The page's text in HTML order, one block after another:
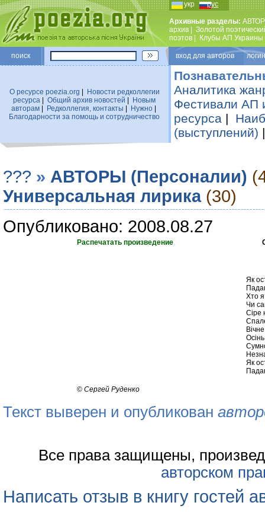
укр рус
Архивные разделы:
архив
Золотой
поэтов
Клубы АП Украины
поиск вход для авторов
О ресурсе poezia.org
Новости редколлегии
ресурса
Общий архив новостей
Новым
авторам| Редколлегия, контакты Нужно|
Благодарности за помощь и сотрудничество
Аналитика
Фестивали АП
ресурса |
(выступлений)
??? » АВТОРЫ (Персоналии)
Универсальная лирика (30)
Опубликовано: 2008.08.27
Распечатать произведение
Як
Хто
Чи
Сіре
Як
© Сергей Руденко
Текст выверен и опубликован
Все права защищены,
авторском
Написать отзыв в книгу гостей